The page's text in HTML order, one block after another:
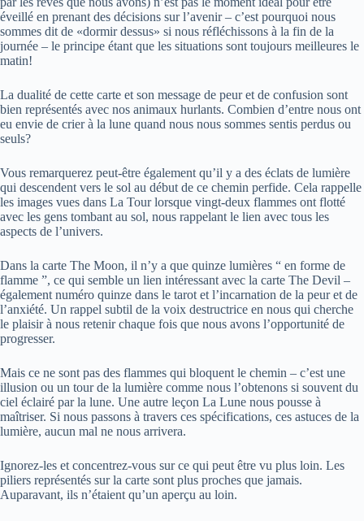
éveillé en prenant des décisions sur l’avenir – c’est pourquoi nous
sommes dit de «dormir dessus» si nous réfléchissons à la fin de la
journée – le principe étant que les situations sont toujours meilleures le
matin!
La dualité de cette carte et son message de peur et de confusion sont
bien représentés avec nos animaux hurlants. Combien d’entre nous ont
eu envie de crier à la lune quand nous nous sommes sentis perdus ou
seuls?
Vous remarquerez peut-être également qu’il y a des éclats de lumière
qui descendent vers le sol au début de ce chemin perfide. Cela rappelle
les images vues dans La Tour lorsque vingt-deux flammes ont flotté
avec les gens tombant au sol, nous rappelant le lien avec tous les
aspects de l’univers.
Dans la carte The Moon, il n’y a que quinze lumières “ en forme de
flamme ”, ce qui semble un lien intéressant avec la carte The Devil –
également numéro quinze dans le tarot et l’incarnation de la peur et de
l’anxiété. Un rappel subtil de la voix destructrice en nous qui cherche
le plaisir à nous retenir chaque fois que nous avons l’opportunité de
progresser.
Mais ce ne sont pas des flammes qui bloquent le chemin – c’est une
illusion ou un tour de la lumière comme nous l’obtenons si souvent du
ciel éclairé par la lune. Une autre leçon La Lune nous pousse à
maîtriser. Si nous passons à travers ces spécifications, ces astuces de la
lumière, aucun mal ne nous arrivera.
Ignorez-les et concentrez-vous sur ce qui peut être vu plus loin. Les
piliers représentés sur la carte sont plus proches que jamais.
Auparavant, ils n’étaient qu’un aperçu au loin.